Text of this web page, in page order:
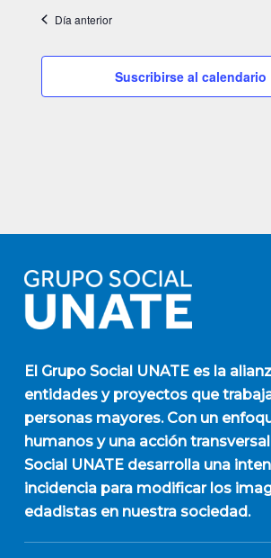
Día anterior
Suscribirse al calendario
El Grupo Social UNATEes la
entidades y proyectos que
personas mayores. Con un
humanos y una acción
Social UNATE desarrolla una
incidencia para modificar los
edadistas en nuestra sociedad.